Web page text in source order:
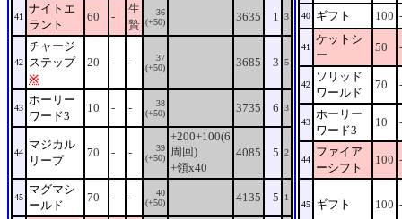
41
ナイトエ
ラント
60 -
生
贄
36
(+50)
3635 1 3
42
チャージ
ステップ
※
20 - -
37
(+50)
3685 3 5
43
ホーリー
ワード3
10 - -
38
(+50)
3735 6 3
44
マジカル
リープ
70 - -
39
(+50)
+200+100(6
周回)
+領x40
4085 5 2
45
マグマシ
ールド
70 - -
40
(+50)
4135 5 1
40 ギフト 100 -
41
ケットシ
ー
50 -
42
ソリッド
ワールド
70 -
43
ホーリー
ワード3
10 -
44
ファイア
ーシフト
100 -
45 ギフト 100 -